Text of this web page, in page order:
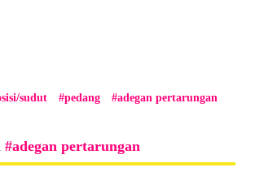
sudut pedang adegan pertarungan
adegan pertarungan